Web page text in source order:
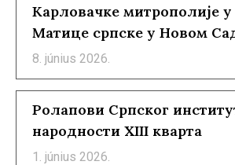
Карловачке митрополије у
Матице српске у Новом
8. június 2026.
Ролапови Српског
народности XIII кварта
1. június 2026.